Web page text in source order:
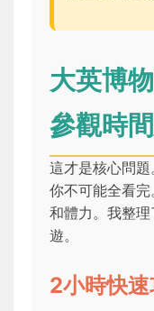
大英博
參觀時
這才是核心問
你不可能全看
和體力。我整
遊。
2小時快